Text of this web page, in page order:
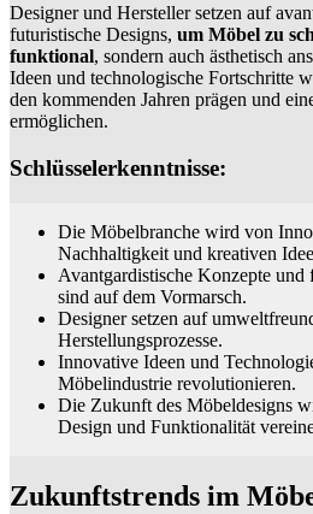
Designer und Hersteller setzen auf
futuristische Designs, um Möbel zu
funktional, sondern auch ästhetisch
Ideen und technologische Fortschritte
den kommenden Jahren prägen und
ermöglichen.
Schlüsselerkenntnisse:
Die Möbelbranche wird von
Nachhaltigkeit und kreativen
Avantgardistische Konzepte und
sind auf dem Vormarsch.
Designer setzen auf
Herstellungsprozesse.
Innovative Ideen und
Möbelindustrie revolutionieren.
Die Zukunft des Möbeldesigns
Design und Funktionalität
Zukunftstrends im